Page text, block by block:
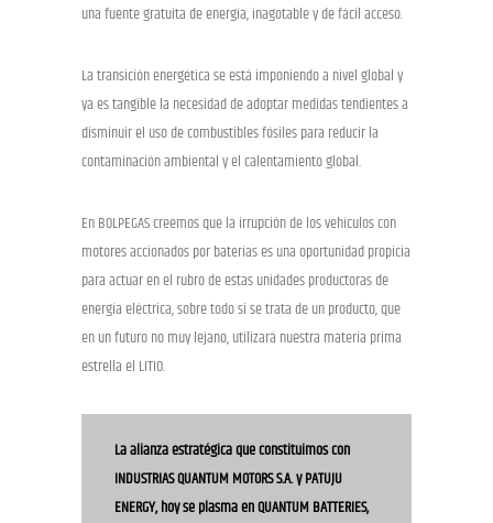
una fuente gratuita de energía, inagotable y de fácil acceso.
La transición energética se está imponiendo a nivel global y
ya es tangible la necesidad de adoptar medidas tendientes a
disminuir el uso de combustibles fósiles para reducir la
contaminación ambiental y el calentamiento global.
En BOLPEGAS creemos que la irrupción de los vehículos con
motores accionados por baterías es una oportunidad propicia
para actuar en el rubro de estas unidades productoras de
energía eléctrica, sobre todo si se trata de un producto, que
en un futuro no muy lejano, utilizará nuestra materia prima
estrella el LITIO.
La alianza estratégica que constituimos con
INDUSTRIAS QUANTUM MOTORS S.A. y PATUJU
ENERGY, hoy se plasma en QUANTUM BATTERIES,